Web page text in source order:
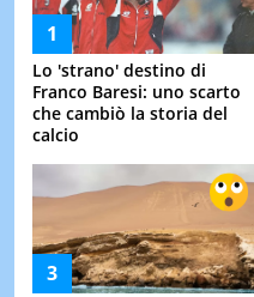
Lo 'strano' destino di
Franco Baresi: uno scarto
che cambiò la storia del
calcio